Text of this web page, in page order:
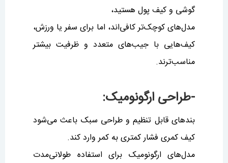
گوشی و کیف پول هستید،
مدل‌های کوچک‌تر کافی‌اند، اما برای سفر یا ورزش،
کیف‌هایی با جیب‌های متعدد و ظرفیت بیشتر
مناسب‌ترند.
-طراحی ارگونومیک:
بندهای قابل تنظیم و طراحی سبک باعث می‌شود
کیف کمری فشار کمتری به کمر وارد کند.
مدل‌های ارگونومیک برای استفاده طولانی‌مدت